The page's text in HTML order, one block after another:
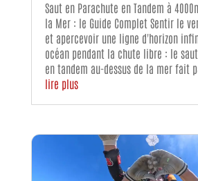
Saut en Parachute en Tandem à
la Mer : le Guide Complet Sentir le
et apercevoir une ligne d'horizon
océan pendant la chute libre : le
en tandem au-dessus de la mer fait
lire plus